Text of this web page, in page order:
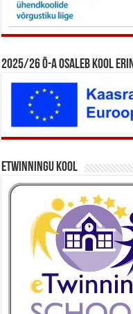
2025/26 õ-a osaleb kool
eTwinningu kool